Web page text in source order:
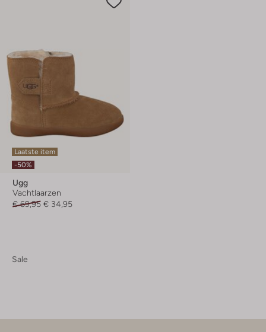
Laatste item
-50%
Ugg
Vachtlaarzen
€ 69,95 € 34,95
Sale